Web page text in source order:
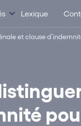
Lexique
et clause